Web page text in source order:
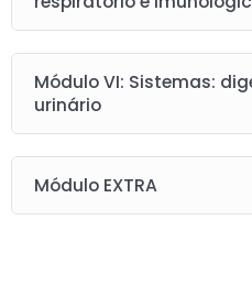
Módulo VI: Sistemas:
urinário
Módulo EXTRA